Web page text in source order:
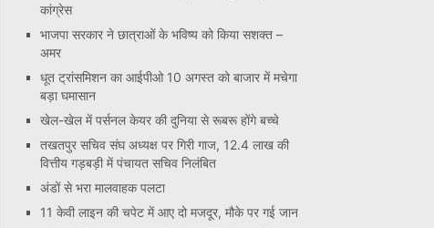
कांग्रेस
भाजपा सरकार ने छात्राओं के भविष्य को किया सशक्त –
अमर
धूत ट्रांसमिशन का आईपीओ 10 अगस्त को बाजार में मचेगा
बड़ा घमासान
खेल-खेल में पर्सनल केयर की दुनिया से रूबरू होंगे बच्चे
तखतपुर सचिव संघ अध्यक्ष पर गिरी गाज, 12.4 लाख की
वित्तीय गड़बड़ी में पंचायत सचिव निलंबित
अंडों से भरा मालवाहक पलटा
11 केवी लाइन की चपेट में आए दो मजदूर, मौके पर गई जान